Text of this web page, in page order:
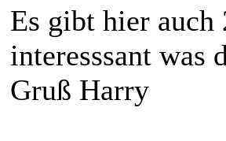
Es gibt hier auch
interesssant was
Gruß Harry